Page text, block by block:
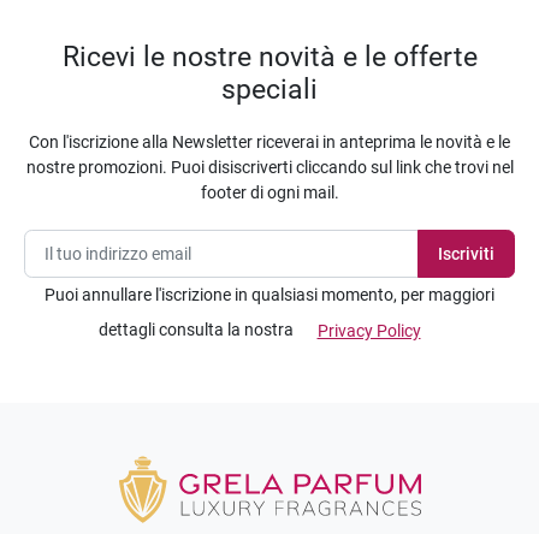
Ricevi le nostre novità e le offerte
speciali
Con l'iscrizione alla Newsletter riceverai in anteprima le novità e le
nostre promozioni. Puoi disiscriverti cliccando sul link che trovi nel
footer di ogni mail.
Puoi annullare l'iscrizione in qualsiasi momento, per maggiori
dettagli consulta la nostra
Privacy Policy